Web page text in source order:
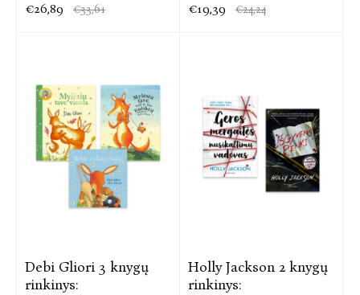
€26,89 €33,61 €19,39 €24,24
Debi Gliori 3 knygų
rinkinys:
Holly Jackson 2 knygų
rinkinys: